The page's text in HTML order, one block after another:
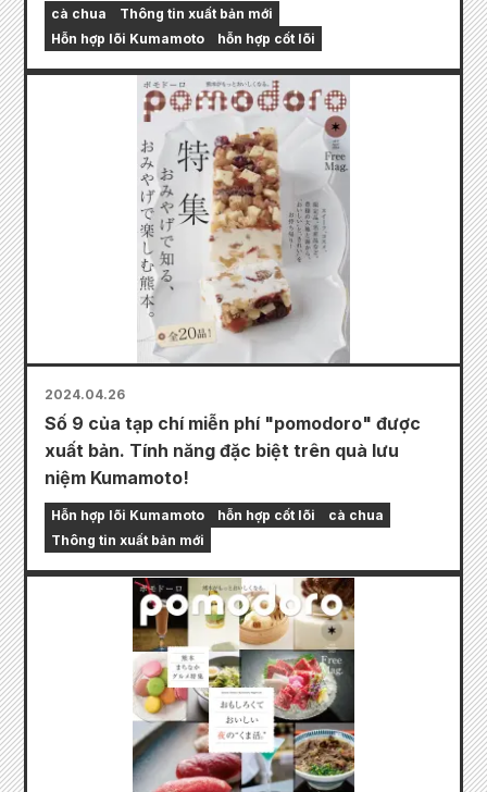
cà chua
Thông tin xuất bản mới
Hỗn hợp lõi Kumamoto
hỗn hợp cốt lõi
2024.04.26
Số 9 của tạp chí miễn phí "pomodoro" được
xuất bản. Tính năng đặc biệt trên quà lưu
niệm Kumamoto!
Hỗn hợp lõi Kumamoto hỗn hợp cốt lõi
cà chua
Thông tin xuất bản mới